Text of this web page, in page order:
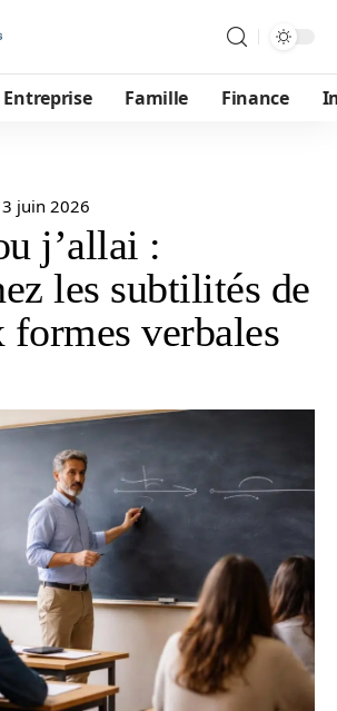
Entreprise Famille Finance
3 juin 2026
j’allai :
les subtilités de
formes verbales